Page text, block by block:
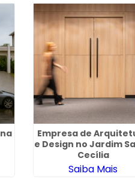
Empresa de
e Design no Jardim
Cecília
Saiba Mais